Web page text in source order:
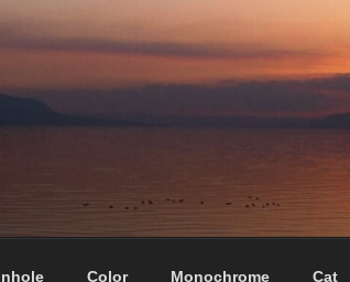
Color Monochrome Cat